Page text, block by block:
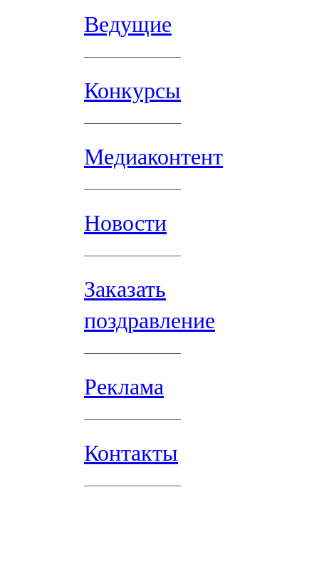
Ведущие
Конкурсы
Медиаконтент
Новости
Заказать
поздравление
Реклама
Контакты